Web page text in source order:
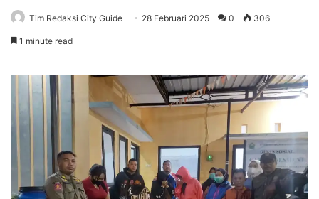
Tim Redaksi City Guide 28 Februari 2025 0 306
1 minute read